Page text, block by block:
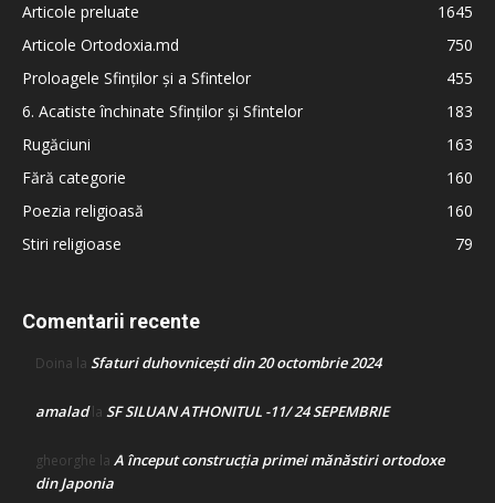
Articole preluate
1645
Articole Ortodoxia.md
750
Proloagele Sfinților și a Sfintelor
455
6. Acatiste închinate Sfinților și Sfintelor
183
Rugăciuni
163
Fără categorie
160
Poezia religioasă
160
Stiri religioase
79
Comentarii recente
Doina la Sfaturi duhovnicești din 20 octombrie 2024
amaladla SF SILUAN ATHONITUL -11/ 24 SEPEMBRIE
gheorghe la A început construcţia primei mănăstiri ortodoxe
din Japonia